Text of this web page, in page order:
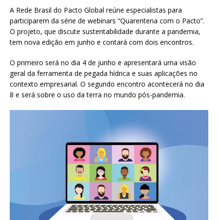
A Rede Brasil do Pacto Global reúne especialistas para
participarem da série de webinars “Quarentena com o Pacto”.
O projeto, que discute sustentabilidade durante a pandemia,
tem nova edição em junho e contará com dois encontros.
O primeiro será no dia 4 de junho e apresentará uma visão
geral da ferramenta de pegada hídrica e suas aplicações no
contexto empresarial. O segundo encontro acontecerá no dia
8 e será sobre o uso da terra no mundo pós-pandemia.